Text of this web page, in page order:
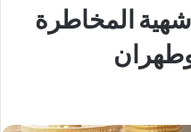
المخاطرة